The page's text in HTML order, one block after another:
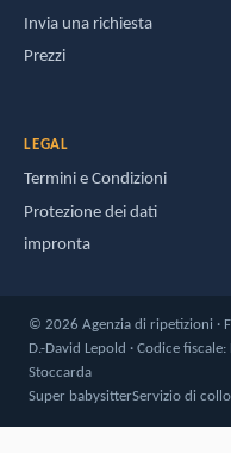
Invia una richiesta
Prezzi
LEGAL
Termini e Condizioni
Protezione dei dati
impronta
© 2026 Agenzia di ripetizioni ·
D.-David Lepold · Codice
Stoccarda
Super babysitterServizio di